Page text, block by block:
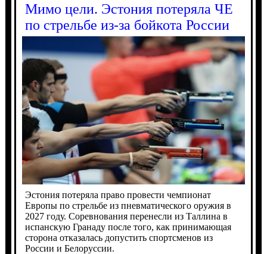
Мимо цели. Эстония потеряла ЧЕ
по стрельбе из-за бойкота России
Эстония потеряла право провести чемпионат
Европы по стрельбе из пневматического оружия в
2027 году. Соревнования перенесли из Таллина в
испанскую Гранаду после того, как принимающая
сторона отказалась допустить спортсменов из
России и Белоруссии.